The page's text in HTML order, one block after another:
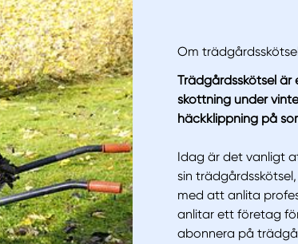
Om
Trädgårdsskötsel
skottning under
häckklippning på
Idag är det vanligt
sin
med att anlita
anlitar ett företag
abonnera på